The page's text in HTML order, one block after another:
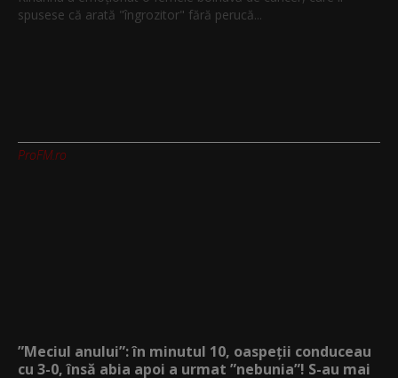
spusese că arată "îngrozitor" fără perucă...
ProFM.ro
”Meciul anului”: în minutul 10, oaspeții conduceau
cu 3-0, însă abia apoi a urmat ”nebunia”! S-au mai